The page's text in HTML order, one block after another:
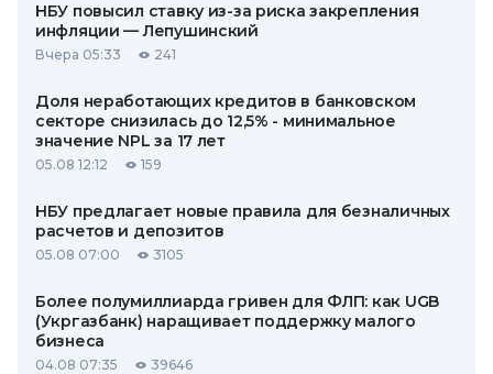
НБУ повысил ставку из-за риска закрепления
инфляции — Лепушинский
Вчера 05:33 241
Доля неработающих кредитов в банковском
секторе снизилась до 12,5% - минимальное
значение NPL за 17 лет
05.08 12:12 159
НБУ предлагает новые правила для безналичных
расчетов и депозитов
05.08 07:00 3105
Более полумиллиарда гривен для ФЛП: как UGB
(Укргазбанк) наращивает поддержку малого
бизнеса
04.08 07:35 39646